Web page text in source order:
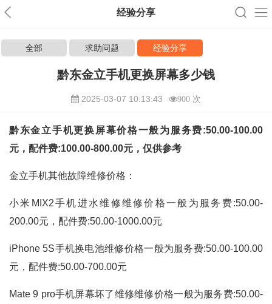
经验分享
全部 求助问题 经验分享
黔东金立手机更换屏幕多少钱
2025-03-07 10:13:43 900 次
黔东金立手机更换屏幕价格一般为服务费:50.00-100.00
元，配件费:100.00-800.00元，仅供参考
金立手机其他故障维修价格：
小米MIX2手机进水维修维修价格一般为服务费:50.00-
200.00元，配件费:50.00-1000.00元
iPhone 5S手机换电池维修价格一般为服务费:50.00-100.00
元，配件费:50.00-700.00元
Mate 9 pro手机屏幕坏了维修维修价格一般为服务费:50.00-